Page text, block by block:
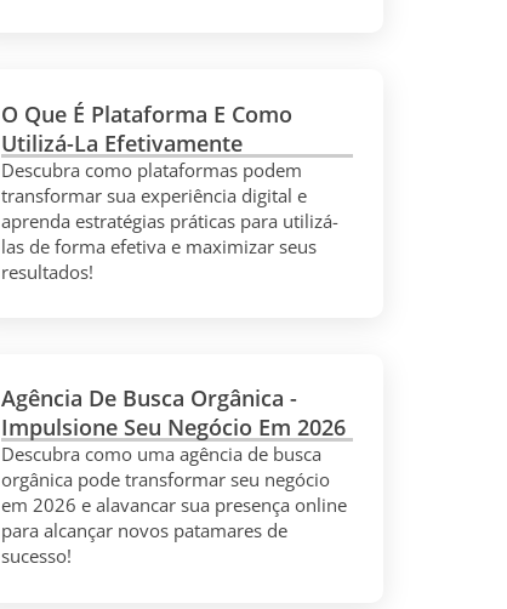
O Que É Plataforma E Como
Utilizá-La Efetivamente
Descubra como plataformas podem
transformar sua experiência digital e
aprenda estratégias práticas para utilizá-
las de forma efetiva e maximizar seus
resultados!
Agência De Busca Orgânica -
Impulsione Seu Negócio Em 2026
Descubra como uma agência de busca
orgânica pode transformar seu negócio
em 2026 e alavancar sua presença online
para alcançar novos patamares de
sucesso!